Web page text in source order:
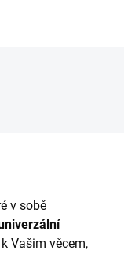
v sobě
Vašim věcem,